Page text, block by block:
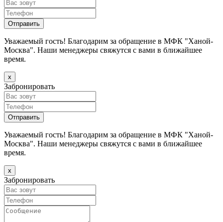
Уважаемый гость! Благодарим за обращение в МФК "Ханой-
Москва". Наши менеджеры свяжутся с вами в ближайшее
время.
х
Забронировать
Уважаемый гость! Благодарим за обращение в МФК "Ханой-
Москва". Наши менеджеры свяжутся с вами в ближайшее
время.
х
Забронировать